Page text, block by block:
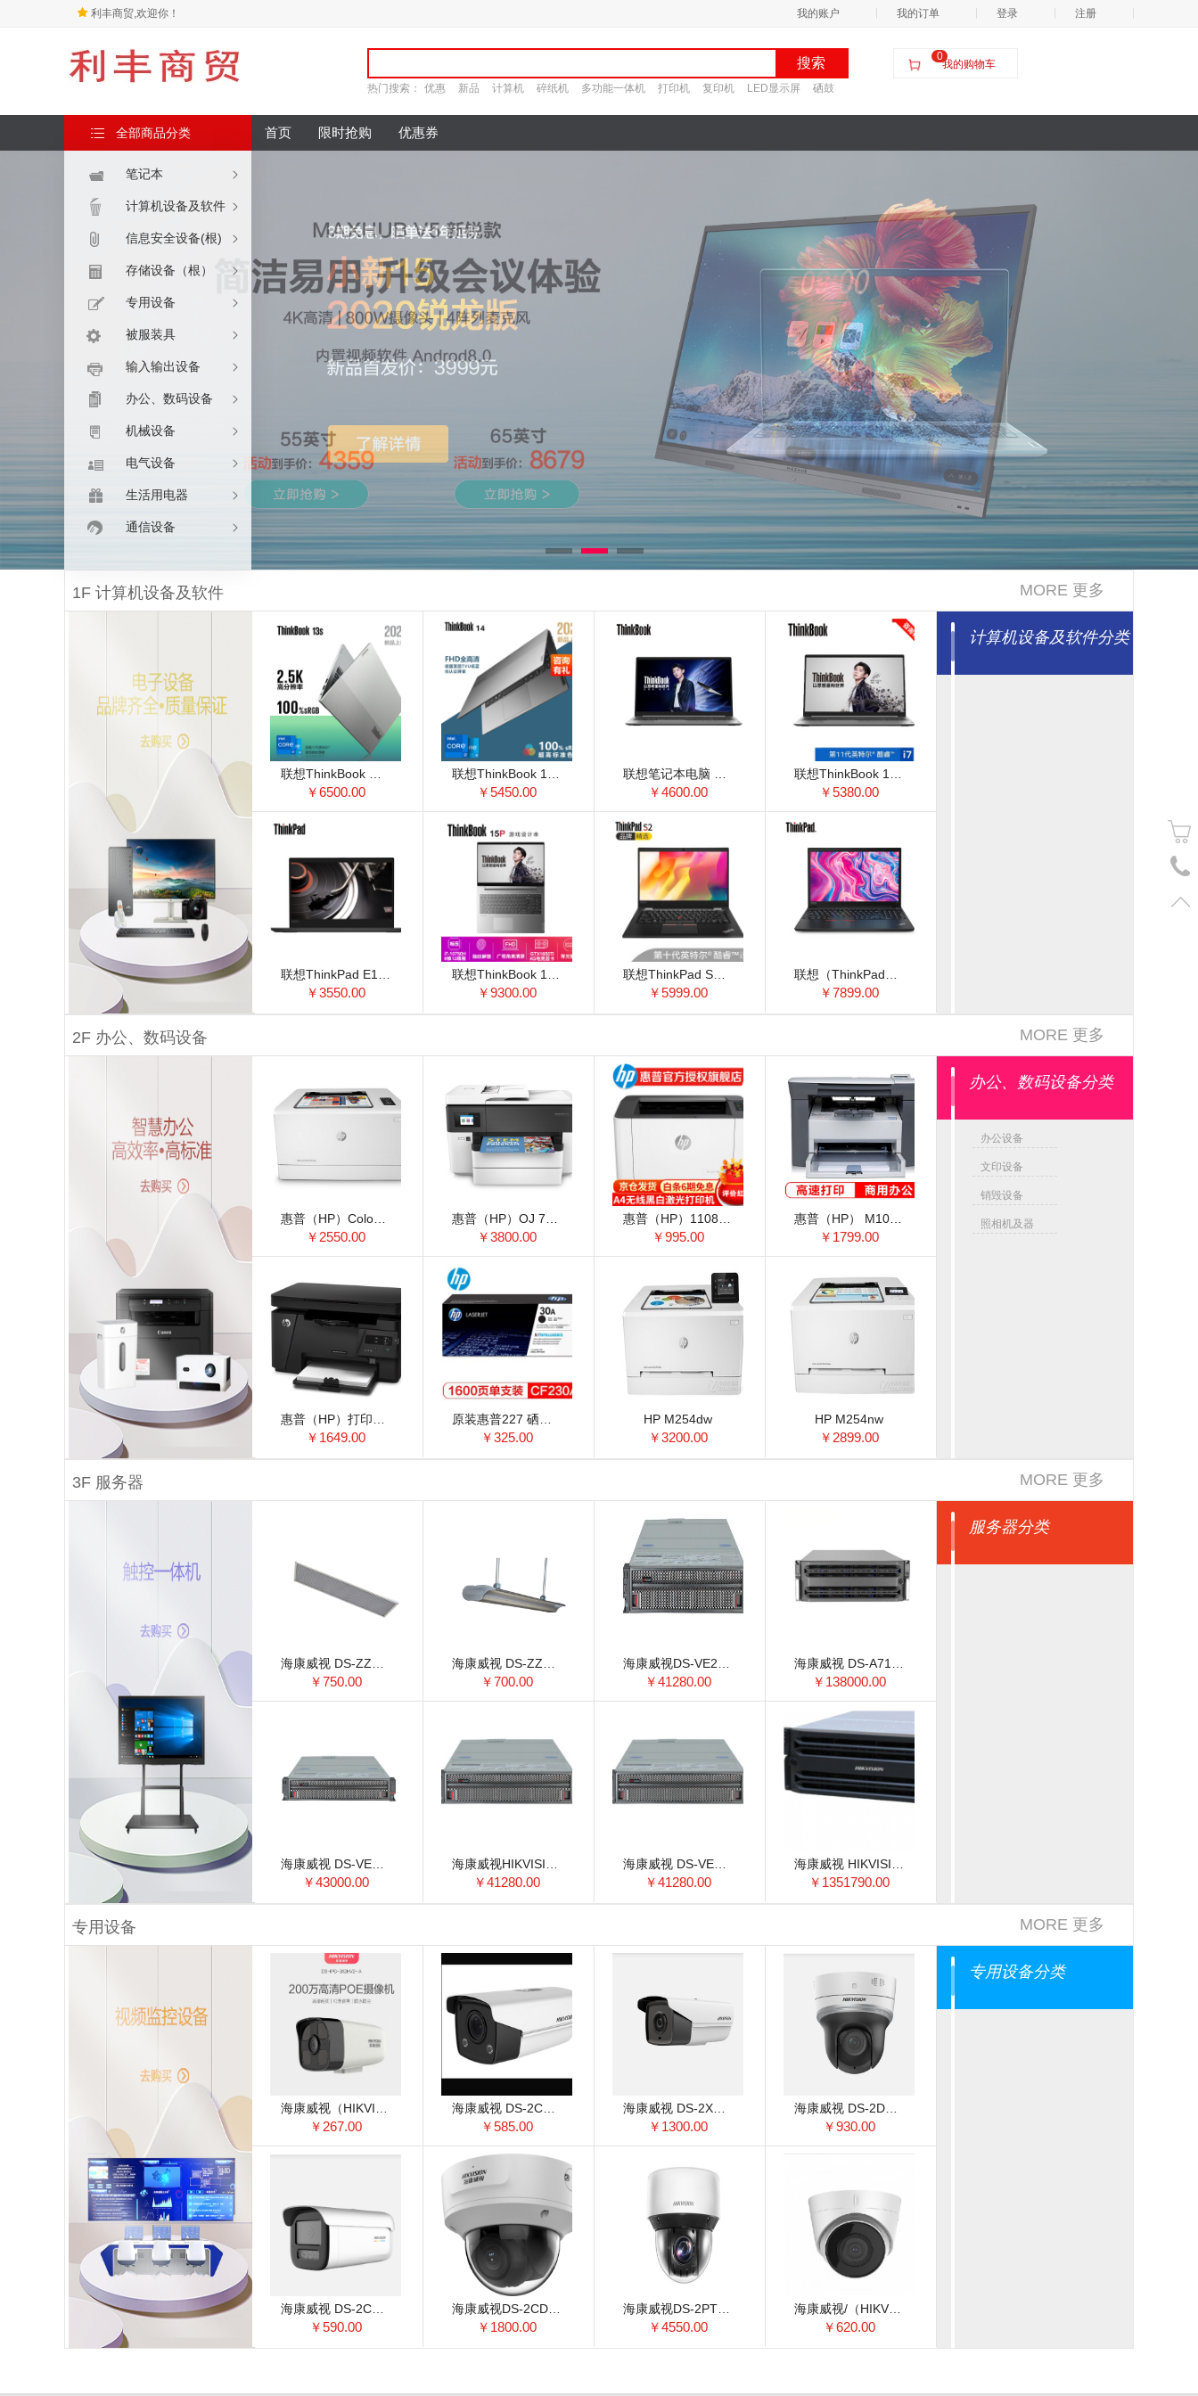
利丰商贸,欢迎你！ 我的账户 我的订单 登录 注册
热门搜索： 优惠 新品 计算机 碎纸机 多功能一体机 打印机 复印机 LED显示屏 硒鼓
我的购物车
0
全部商品分类
笔记本
计算机设备及软件
信息安全设备(根)
存储设备（根）
专用设备
被服装具
输入输出设备
办公、数码设备
机械设备
电气设备
生活用电器
通信设备
首页 限时抢购 优惠券
1F 计算机设备及软件 MORE 更多
￥6500.00 ￥5450.00 ￥4600.00 ￥5380.00
￥3550.00 ￥9300.00 ￥5999.00 ￥7899.00
计算机设备及软件分类
2F 办公、数码设备 MORE 更多
￥2550.00 ￥3800.00 ￥995.00 ￥1799.00
￥1649.00 ￥325.00
HP M254dw
￥3200.00
HP M254nw
￥2899.00
办公、数码设备分类
办公设备
文印设备
销毁设备
照相机及器
3F 服务器 MORE 更多
￥750.00 ￥700.00 ￥41280.00 ￥138000.00
￥43000.00 ￥41280.00 ￥41280.00 ￥1351790.00
服务器分类
专用设备 MORE 更多
￥267.00 ￥585.00 ￥1300.00 ￥930.00
￥590.00 ￥1800.00 ￥4550.00 ￥620.00
专用设备分类